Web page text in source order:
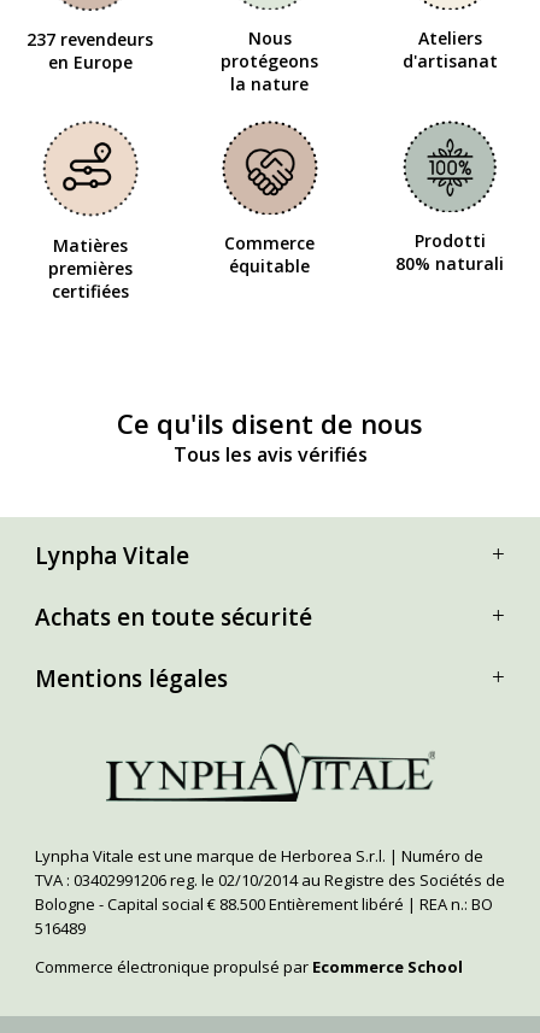
237 revendeurs
en Europe
Nous
protégeons
la nature
Ateliers
d'artisanat
Matières
premières
certifiées
Commerce
équitable
Prodotti
80% naturali
Ce qu'ils disent de nous
Tous les avis vérifiés
Lynpha Vitale
Achats en toute sécurité
Mentions légales
Lynpha Vitale est une marque de Herborea S.r.l. | Numéro de
TVA : 03402991206 reg. le 02/10/2014 au Registre des Sociétés de
Bologne - Capital social € 88.500 Entièrement libéré | REA n.: BO
516489
Commerce électronique propulsé par Ecommerce School